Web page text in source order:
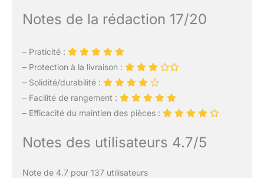
Notes de la rédaction 17/20
– Praticité :
– Protection à la livraison :
– Solidité/durabilité :
– Facilité de rangement :
– Efficacité du maintien des pièces :
Notes des utilisateurs 4.7/5
Note de 4.7 pour 137 utilisateurs